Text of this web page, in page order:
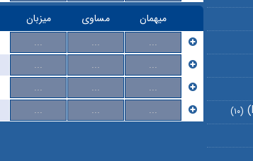
(۱۰)
میزبان مساوی
میهمان
... ...
...
... ...
...
... ...
...
... ... ...